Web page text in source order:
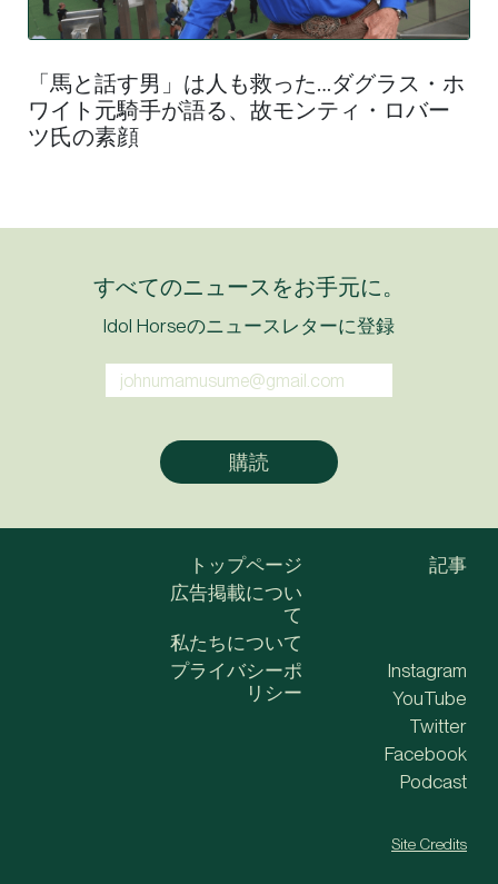
「馬と話す男」は人も救った…ダグラス・ホ
ワイト元騎手が語る、故モンティ・ロバー
ツ氏の素顔
すべてのニュースをお手元に。
Idol Horseのニュースレターに登録
トップページ
広告掲載につい
て
私たちについて
記事
プライバシーポ
リシー
Instagram
YouTube
Twitter
Facebook
Podcast
Site Credits